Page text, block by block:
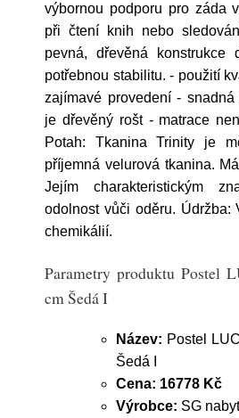
výbornou podporu pro záda
při čtení knih nebo
pevná, dřevěná konstrukce
potřebnou stabilitu. - použití
zajímavé provedení -
je dřevěný rošt - matrace
Potah: Tkanina Trinity je
příjemná velurová tkanina.
Jejím charakteristickým
odolnost vůči oděru. Údržba:
chemikálií.
Parametry produktu Postel
cm Šedá I
Název: Postel
Šedá I
Cena: 16778 Kč
Výrobce: SG